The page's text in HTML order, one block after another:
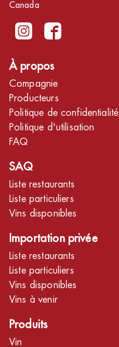
Canada
À propos
Compagnie
Producteurs
Politique de confidentialité
Politique d'utilisation
FAQ
SAQ
Liste restaurants
Liste particuliers
Vins disponibles
Importation privée
Liste restaurants
Liste particuliers
Vins disponibles
Vins à venir
Produits
Vin